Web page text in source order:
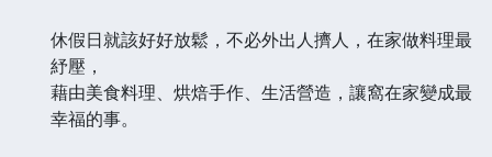
休假日就該好好放鬆，不必外出人擠人，在家做料理最
紓壓，
藉由美食料理、烘焙手作、生活營造，讓窩在家變成最
幸福的事。